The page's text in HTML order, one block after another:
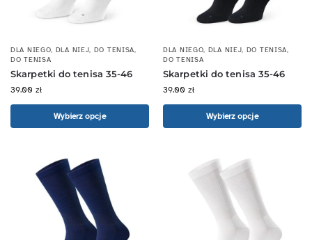
DLA NIEGO, DLA NIEJ, DO TENISA,
DO TENISA
Skarpetki do tenisa 35-46
39.00 zł
Wybierz opcje
DLA NIEGO, DLA NIEJ, DO TENISA,
DO TENISA
Skarpetki do tenisa 35-46
39.00 zł
Wybierz opcje